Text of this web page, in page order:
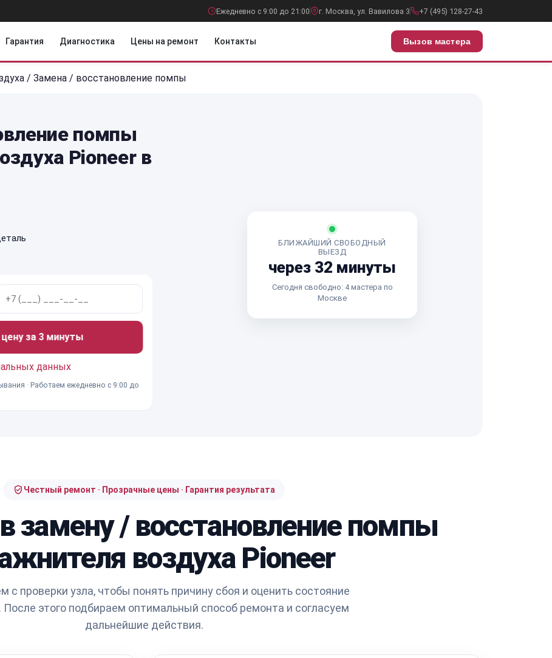
Ежедневно с 9:00 до 21:00 г. Москва, ул. Вавилова 3 +7 (495) 128-27-43
Гарантия Диагностика Цены на ремонт Контакты Вызов мастера
/ Замена / восстановление помпы
помпы
Pioneer в
за 3 минуты
данных
· Работаем ежедневно с 9:00 до
БЛИЖАЙШИЙ СВОБОДНЫЙ
ВЫЕЗД
через 32 минуты
Сегодня свободно: 4 мастера по
Москве
Честный ремонт · Прозрачные цены · Гарантия результата
замену / восстановление помпы
воздуха Pioneer
с проверки узла, чтобы понять причину сбоя и оценить состояние
После этого подбираем оптимальный способ ремонта и согласуем
дальнейшие действия.